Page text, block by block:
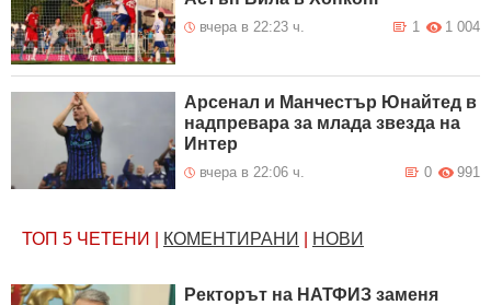
вчера в 22:23 ч. 1 004
1
Арсенал и Манчестър Юнайтед в
надпревара за млада звезда на
Интер
вчера в 22:06 ч. 991
0
ТОП 5 ЧЕТЕНИ КОМЕНТИРАНИ НОВИ
Ректорът на НАТФИЗ заменя